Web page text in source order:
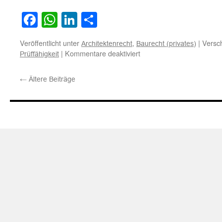
Facebook
WhatsApp
LinkedIn
Veröffentlicht unter Architektenrecht, Baurecht (privates) |
Prüffähigkeit | Kommentare deaktiviertfür
prüffähig
← Ältere Beiträge